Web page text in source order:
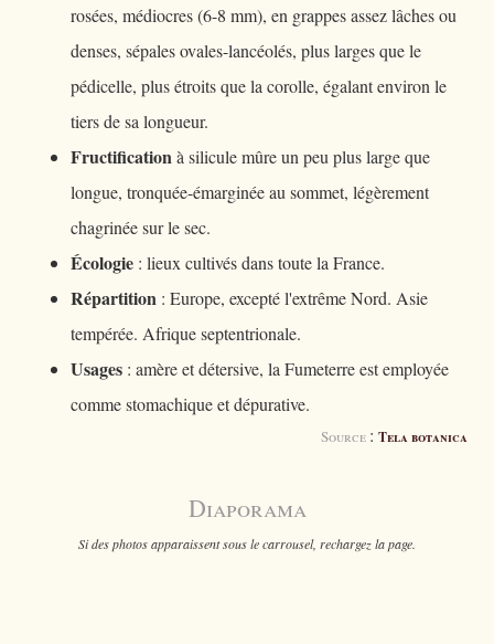
rosées, médiocres (6-8 mm), en grappes assez lâches ou
denses, sépales ovales-lancéolés, plus larges que le
pédicelle, plus étroits que la corolle, égalant environ le
tiers de sa longueur.
Fructificationà silicule mûre un peu plus large que
longue, tronquée-émarginée au sommet, légèrement
chagrinée sur le sec.
Écologie : lieux cultivés dans toute la France.
Répartition : Europe, excepté l'extrême Nord. Asie
tempérée. Afrique septentrionale.
Usages : amère et détersive, la Fumeterre est employée
comme stomachique et dépurative.
Source : Tela botanica
Diaporama
Si des photos apparaissent sous le carrousel, rechargez la page.